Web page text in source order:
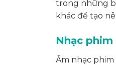
trong những
khác để tạo
Nhạc phim
Âm nhạc